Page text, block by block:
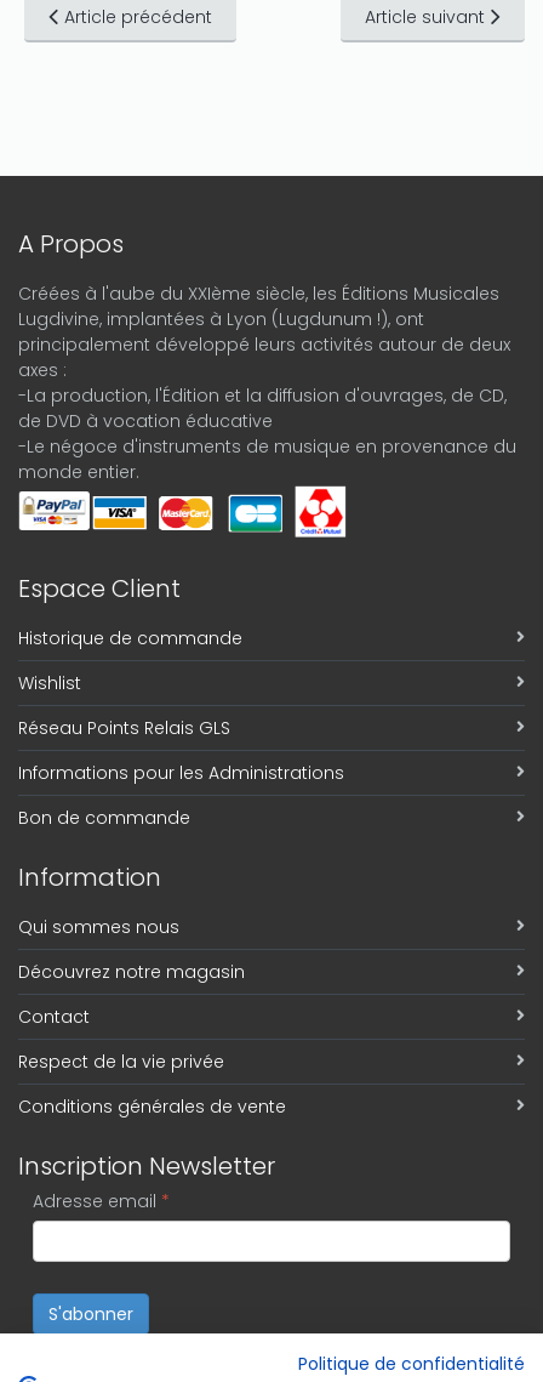
Article précédent Article suivant
A Propos
Créées à l'aube du XXIème siècle, les Éditions Musicales
Lugdivine, implantées à Lyon (Lugdunum !), ont
principalement développé leurs activités autour de deux
axes :
-La production, l'Édition et la diffusion d'ouvrages, de CD,
de DVD à vocation éducative
-Le négoce d'instruments de musique en provenance du
monde entier.
Espace Client
Historique de commande
Wishlist
Réseau Points Relais GLS
Informations pour les Administrations
Bon de commande
Information
Qui sommes nous
Découvrez notre magasin
Contact
Respect de la vie privée
Conditions générales de vente
Inscription Newsletter
Adresse email *
S'abonner
Politique de confidentialité